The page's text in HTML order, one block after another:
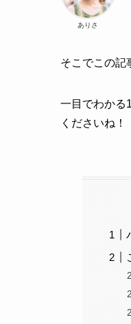
ありさ
そこでこの記
一目でわかる
くださいね！